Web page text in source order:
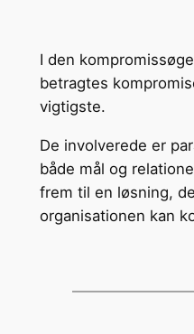
I den
betragtes
vigtigste.
De involverede er
både mål og
frem til en løsning,
organisationen kan